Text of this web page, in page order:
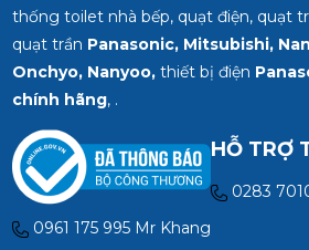
thống toilet nhà bếp, quạt điện, quạt
quạt trần Panasonic, Mitsubishi,
Onchyo, Nanyoo,thiết bị điện
chính hãng, .
HỖ TRỢ
0283
0961 175 995 Mr Khang